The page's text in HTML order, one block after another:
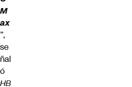
M
ax
”,
se
ñal
ó
HB